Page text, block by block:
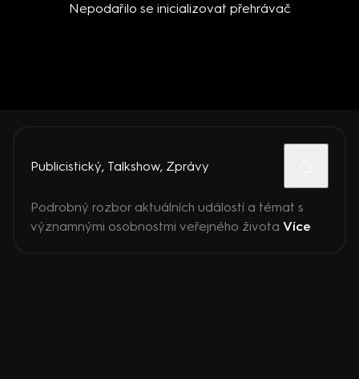
Nepodařilo se inicializovat přehrávač
Publicistický, Talkshow, Zprávy
Podrobný rozbor aktuálních událostí a témat s
významnými osobnostmi veřejného života Více